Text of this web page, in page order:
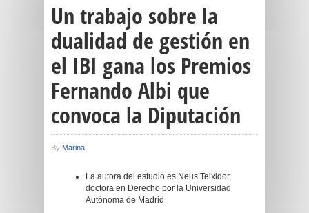
Un trabajo sobre la
dualidad de gestión en
el IBI gana los Premios
Fernando Albi que
convoca la Diputación
By Marina
La autora del estudio es Neus Teixidor,
doctora en Derecho por la Universidad
Autónoma de Madrid